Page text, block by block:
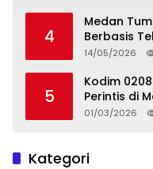
4
Medan
Berbasis
14/05/2026
5
Kodim
Perintis di
01/03/2026
Kategori